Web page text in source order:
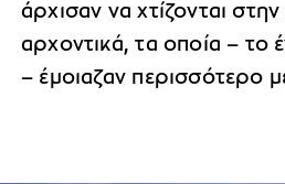
άρχισαν να χτίζονται
αρχοντικά, τα οποία – το
– έμοιαζαν περισσότερο